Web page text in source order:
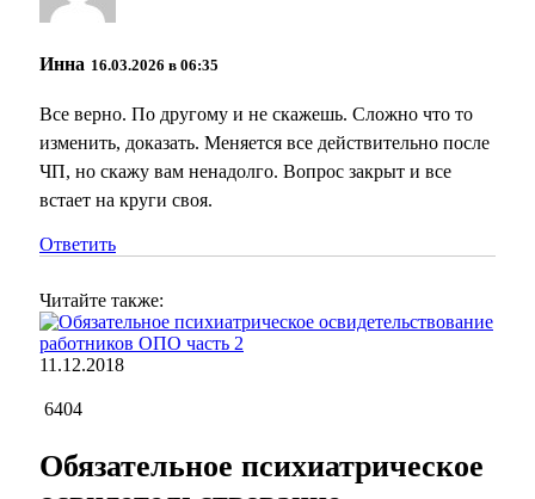
Инна 16.03.2026 в 06:35
Все верно. По другому и не скажешь. Сложно что то
изменить, доказать. Меняется все действительно после
ЧП, но скажу вам ненадолго. Вопрос закрыт и все
встает на круги своя.
Ответить
Читайте также:
11.12.2018
6404
Обязательное психиатрическое